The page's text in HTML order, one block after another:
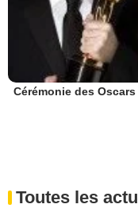
Cérémonie des Oscars
Toutes les